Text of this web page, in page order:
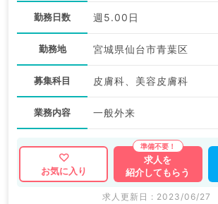
勤務日数 週5.00日
勤務地 宮城県仙台市青葉区
募集科目 皮膚科、美容皮膚科
業務内容 一般外来
お気に入り
求人を
紹介してもらう
求人更新日 : 2023/06/27